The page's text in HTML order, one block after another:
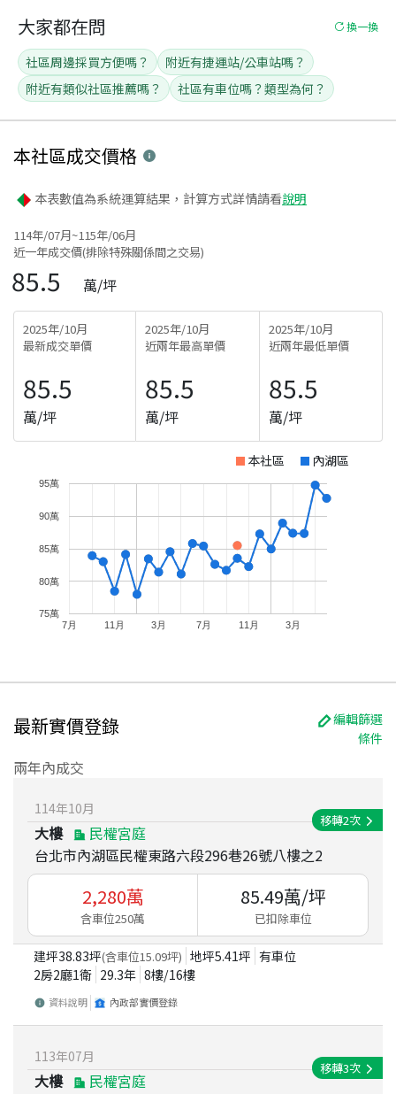
大家都在問 換一換
社區周邊採買方便嗎？
附近有捷運站/公車站嗎？
附近有類似社區推薦嗎？
社區有車位嗎？類型為何？
本社區成交價格
本表數值為系統運算結果，計算方式詳情請看說明
114年/07月~115年/06月
近一年成交價(排除特殊關係間之交易)
85.5 萬/坪
2025年/10月
最新成交單價
85.5
萬/坪
2025年/10月
近兩年最高單價
85.5
萬/坪
2025年/10月
近兩年最低單價
85.5
萬/坪
本社區 內湖區
7月 11月 3月 7月 11月 3月
75萬
80萬
85萬
90萬
95萬
最新實價登錄
編輯篩選
條件
兩年內成交
114年10月
大樓
民權宮庭
台北市內湖區民權東路六段296巷26號八樓之2
移轉2次
2,280萬
含車位250萬
85.49萬/坪
已扣除車位
建坪38.83坪(含車位15.09坪) 地坪5.41坪 有車位
2房2廳1衛 29.3年 8樓/16樓
資料說明 內政部實價登錄
113年07月
大樓
民權宮庭
移轉3次